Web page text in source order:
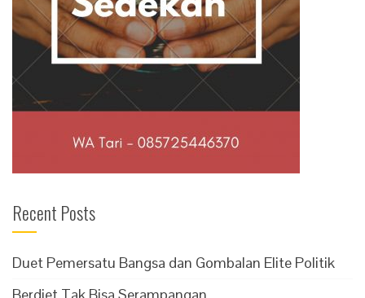
Recent Posts
Duet Pemersatu Bangsa dan Gombalan Elite Politik
Berdiet Tak Bisa Serampangan